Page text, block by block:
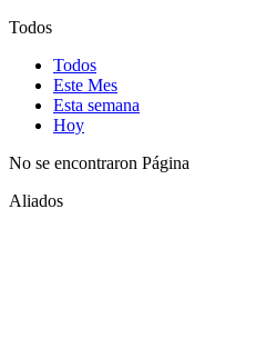
Todos
Todos
Este Mes
Esta semana
Hoy
No se encontraron Página
Aliados